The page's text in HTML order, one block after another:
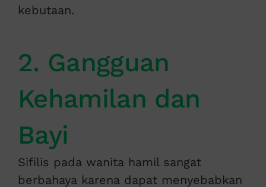
kebutaan.
2. Gangguan
Kehamilan dan
Bayi
Sifilis pada wanita hamil sangat
berbahaya karena dapat menyebabkan